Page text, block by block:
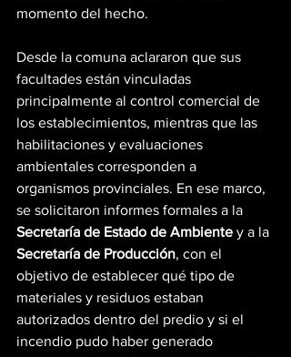
momento del hecho.
Desde la comuna aclararon que sus
facultades están vinculadas
principalmente al control comercial de
los establecimientos, mientras que las
habilitaciones y evaluaciones
ambientales corresponden a
organismos provinciales. En ese marco,
se solicitaron informes formales a la
Secretaría de Estado de Ambiente y a la
Secretaría de Producción, con el
objetivo de establecer qué tipo de
materiales y residuos estaban
autorizados dentro del predio y si el
incendio pudo haber generado